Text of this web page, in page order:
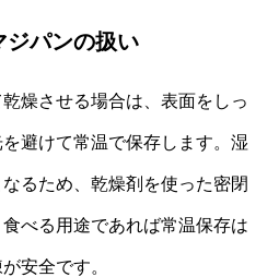
ジパンの扱い
燥させる場合は、表面をしっ
避けて常温で保存します。湿
るため、乾燥剤を使った密閉
べる用途であれば常温保存は
安全です。